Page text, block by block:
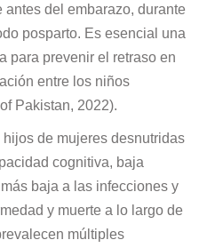
del embarazo, durante
posparto. Es esencial una
para prevenir el retraso en
entre los niños
Pakistan, 2022).
de mujeres desnutridas
cognitiva, baja
baja a las infecciones y
y muerte a lo largo de
múltiples